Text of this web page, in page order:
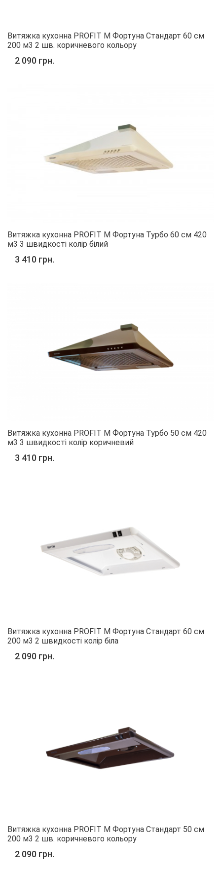
Витяжка кухонна PROFIT M Фортуна Стандарт 60 см
200 м3 2 шв. коричневого кольору
2 090 грн.
Витяжка кухонна PROFIT M Фортуна Турбо 60 см 420
м3 3 швидкості колір білий
3 410 грн.
Витяжка кухонна PROFIT M Фортуна Турбо 50 см 420
м3 3 швидкості колір коричневий
3 410 грн.
Витяжка кухонна PROFIT M Фортуна Стандарт 60 см
200 м3 2 швидкості колір біла
2 090 грн.
Витяжка кухонна PROFIT M Фортуна Стандарт 50 см
200 м3 2 шв. коричневого кольору
2 090 грн.